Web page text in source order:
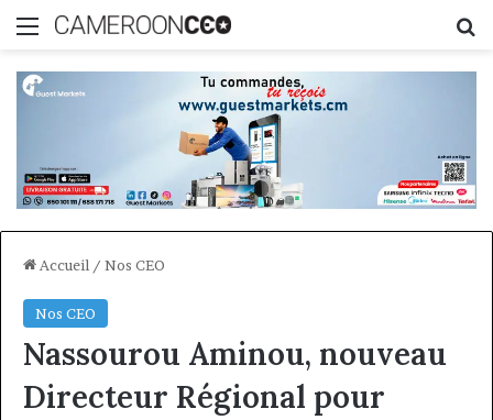
Menu
Accueil / Nos CEO
Nos CEO
Nassourou Aminou, nouveau
Directeur Régional pour